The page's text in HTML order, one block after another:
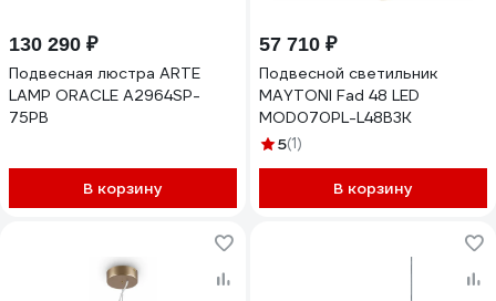
130 290 ₽
Подвесная люстра ARTE
LAMP ORACLE A2964SP-
75PB
В корзину
57 710 ₽
Подвесной светильник
MAYTONI Fad 48 LED
MOD070PL-L48B3K
5(1)
В корзину